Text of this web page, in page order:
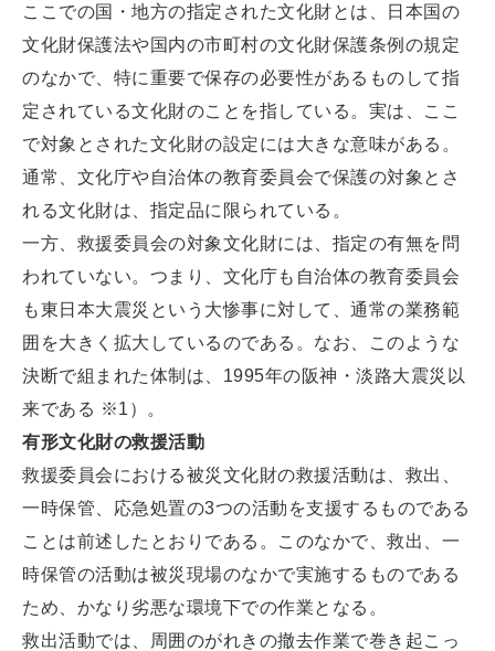
ここでの国・地方の指定された文化財とは、日本国の
文化財保護法や国内の市町村の文化財保護条例の規定
のなかで、特に重要で保存の必要性があるものして指
定されている文化財のことを指している。実は、ここ
で対象とされた文化財の設定には大きな意味がある。
通常、文化庁や自治体の教育委員会で保護の対象とさ
れる文化財は、指定品に限られている。
一方、救援委員会の対象文化財には、指定の有無を問
われていない。つまり、文化庁も自治体の教育委員会
も東日本大震災という大惨事に対して、通常の業務範
囲を大きく拡大しているのである。なお、このような
決断で組まれた体制は、1995年の阪神・淡路大震災以
来である ※1）。
有形文化財の救援活動
救援委員会における被災文化財の救援活動は、救出、
一時保管、応急処置の3つの活動を支援するものである
ことは前述したとおりである。このなかで、救出、一
時保管の活動は被災現場のなかで実施するものである
ため、かなり劣悪な環境下での作業となる。
救出活動では、周囲のがれきの撤去作業で巻き起こっ